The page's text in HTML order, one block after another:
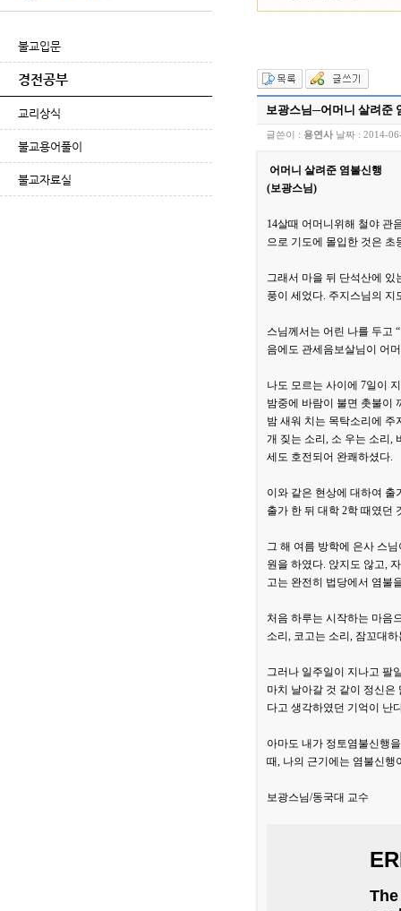
불교입문
경전공부
교리상식
불교용어풀이
불교자료실
보광스님─어머니 살려준
글쓴이 : 용연사 날짜 : 2014-
어머니 살려준 염불신행
(보광스님)
14살때 어머니위해 철야 관
으로 기도에 몰입한 것은 초
그래서 마을 뒤 단석산에
풍이 세었다. 주지스님의
스님께서는 어린 나를 두고
음에도 관세음보살님이 어
나도 모르는 사이에 7일이
밤중에 바람이 불면 촛불이
밤 새워 치는 목탁소리에
개 짖는 소리, 소 우는 소리,
세도 호전되어 완쾌하셨다.
이와 같은 현상에 대하여 출
출가 한 뒤 대학 2학 때였던
그 해 여름 방학에 은사 스
원을 하였다. 앉지도 않고,
고는 완전히 법당에서 염불
처음 하루는 시작하는 마음
소리, 코고는 소리, 잠꼬대
그러나 일주일이 지나고 팔
마치 날아갈 것 같이 정신
다고 생각하였던 기억이 난
아마도 내가 정토염불신행
때, 나의 근기에는 염불신행
보광스님/동국대 교수